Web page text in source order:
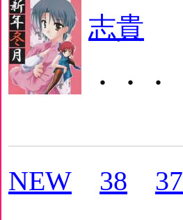
志貴
・・・
NEW 38 37